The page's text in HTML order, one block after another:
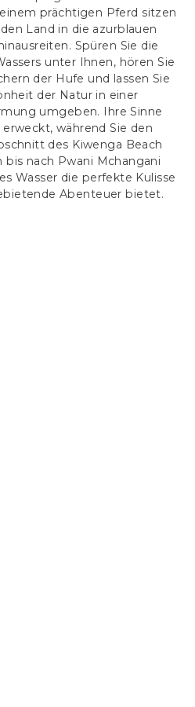
prächtigen Pferd sitzen
Land in die azurblauen
Spüren Sie die
unter Ihnen, hören Sie
der Hufe und lassen Sie
der Natur in einer
umgeben. Ihre Sinne
während Sie den
des Kiwenga Beach
bis nach Pwani Mchangani
Wasser die perfekte Kulisse
Abenteuer bietet.